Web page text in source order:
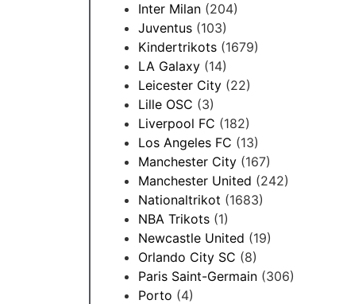
Inter Milan (204)
Juventus (103)
Kindertrikots (1679)
LA Galaxy (14)
Leicester City (22)
Lille OSC (3)
Liverpool FC (182)
Los Angeles FC (13)
Manchester City (167)
Manchester United (242)
Nationaltrikot (1683)
NBA Trikots (1)
Newcastle United (19)
Orlando City SC (8)
Paris Saint-Germain (306)
Porto (4)